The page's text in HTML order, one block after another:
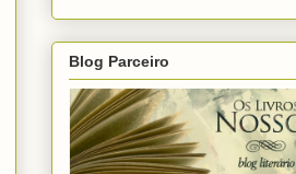
Blog Parceiro